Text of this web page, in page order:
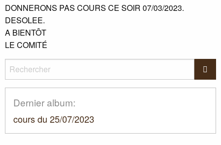
DONNERONS PAS COURS CE SOIR 07/03/2023.
DESOLEE.
A BIENTÔT
LE COMITÉ
Rechercher
Dernier album:
cours du 25/07/2023